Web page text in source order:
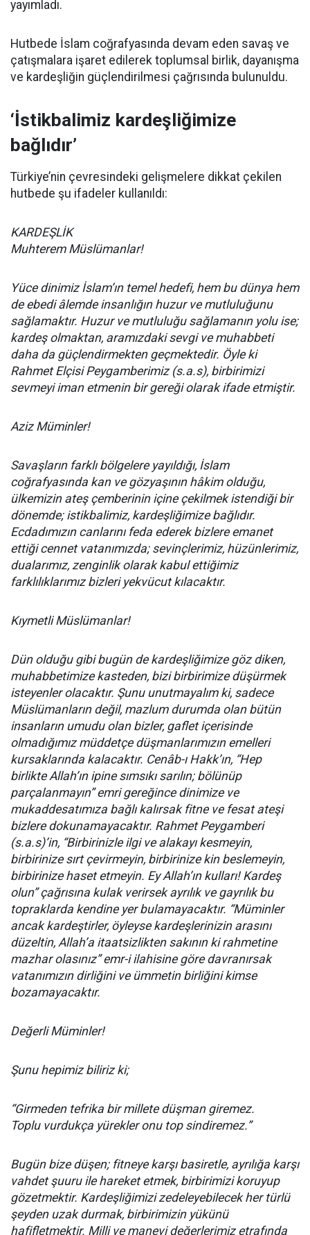
yayımladı.
Hutbede İslam coğrafyasında devam eden savaş ve
çatışmalara işaret edilerek toplumsal birlik, dayanışma
ve kardeşliğin güçlendirilmesi çağrısında bulunuldu.
‘İstikbalimiz kardeşliğimize
bağlıdır’
Türkiye’nin çevresindeki gelişmelere dikkat çekilen
hutbede şu ifadeler kullanıldı:
KARDEŞLİK
Muhterem Müslümanlar!
Yüce dinimiz İslam’ın temel hedefi, hem bu dünya hem
de ebedi âlemde insanlığın huzur ve mutluluğunu
sağlamaktır. Huzur ve mutluluğu sağlamanın yolu ise;
kardeş olmaktan, aramızdaki sevgi ve muhabbeti
daha da güçlendirmekten geçmektedir. Öyle ki
Rahmet Elçisi Peygamberimiz (s.a.s), birbirimizi
sevmeyi iman etmenin bir gereği olarak ifade etmiştir.
Aziz Müminler!
Savaşların farklı bölgelere yayıldığı, İslam
coğrafyasında kan ve gözyaşının hâkim olduğu,
ülkemizin ateş çemberinin içine çekilmek istendiği bir
dönemde; istikbalimiz, kardeşliğimize bağlıdır.
Ecdadımızın canlarını feda ederek bizlere emanet
ettiği cennet vatanımızda; sevinçlerimiz, hüzünlerimiz,
dualarımız, zenginlik olarak kabul ettiğimiz
farklılıklarımız bizleri yekvücut kılacaktır.
Kıymetli Müslümanlar!
Dün olduğu gibi bugün de kardeşliğimize göz diken,
muhabbetimize kasteden, bizi birbirimize düşürmek
isteyenler olacaktır. Şunu unutmayalım ki, sadece
Müslümanların değil, mazlum durumda olan bütün
insanların umudu olan bizler, gaflet içerisinde
olmadığımız müddetçe düşmanlarımızın emelleri
kursaklarında kalacaktır. Cenâb-ı Hakk’ın, “Hep
birlikte Allah’ın ipine sımsıkı sarılın; bölünüp
parçalanmayın” emri gereğince dinimize ve
mukaddesatımıza bağlı kalırsak fitne ve fesat ateşi
bizlere dokunamayacaktır. Rahmet Peygamberi
(s.a.s)’in, “Birbirinizle ilgi ve alakayı kesmeyin,
birbirinize sırt çevirmeyin, birbirinize kin beslemeyin,
birbirinize haset etmeyin. Ey Allah’ın kulları! Kardeş
olun” çağrısına kulak verirsek ayrılık ve gayrılık bu
topraklarda kendine yer bulamayacaktır. “Müminler
ancak kardeştirler, öyleyse kardeşlerinizin arasını
düzeltin, Allah’a itaatsizlikten sakının ki rahmetine
mazhar olasınız” emr-i ilahisine göre davranırsak
vatanımızın dirliğini ve ümmetin birliğini kimse
bozamayacaktır.
Değerli Müminler!
Şunu hepimiz biliriz ki;
“Girmeden tefrika bir millete düşman giremez.
Toplu vurdukça yürekler onu top sindiremez.”
Bugün bize düşen; fitneye karşı basiretle, ayrılığa karşı
vahdet şuuru ile hareket etmek, birbirimizi koruyup
gözetmektir. Kardeşliğimizi zedeleyebilecek her türlü
şeyden uzak durmak, birbirimizin yükünü
hafifletmektir. Milli ve manevi değerlerimiz etrafında